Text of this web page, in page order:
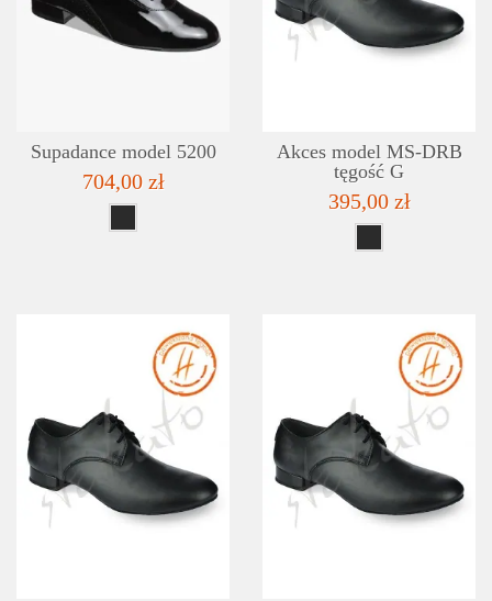
SZCZEGÓŁY
Supadance model 5200
704,00 zł
Akces model MS-DRB
tęgość G
395,00 zł
LISTA ŻYCZEŃ
SZCZEGÓŁY